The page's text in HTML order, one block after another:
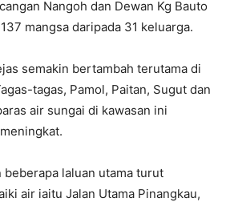
Nangoh dan Dewan Kg Bauto
mangsa daripada 31 keluarga.
semakin bertambah terutama di
tagas, Pamol, Paitan, Sugut dan
air sungai di kawasan ini
beberapa laluan utama turut
air iaitu Jalan Utama Pinangkau,